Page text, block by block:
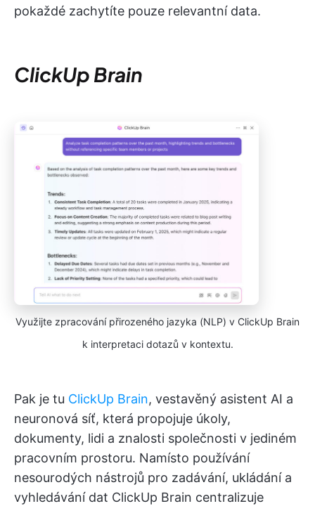
pokaždé zachytíte pouze relevantní data.
ClickUp Brain
Využijte zpracování přirozeného jazyka (NLP) v ClickUp Brain
k interpretaci dotazů v kontextu.
Pak je tu ClickUp Brain, vestavěný asistent AI a
neuronová síť, která propojuje úkoly,
dokumenty, lidi a znalosti společnosti v jediném
pracovním prostoru. Namísto používání
nesourodých nástrojů pro zadávání, ukládání a
vyhledávání dat ClickUp Brain centralizuje